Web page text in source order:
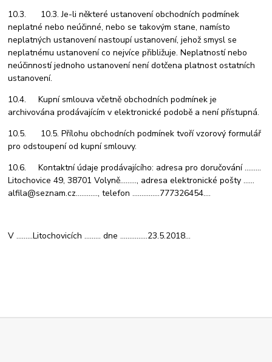
10.3. 10.3. Je-li některé ustanovení obchodních podmínek
neplatné nebo neúčinné, nebo se takovým stane, namísto
neplatných ustanovení nastoupí ustanovení, jehož smysl se
neplatnému ustanovení co nejvíce přibližuje. Neplatností nebo
neúčinností jednoho ustanovení není dotčena platnost ostatních
ustanovení.
10.4. Kupní smlouva včetně obchodních podmínek je
archivována prodávajícím v elektronické podobě a není přístupná.
10.5. 10.5. Přílohu obchodních podmínek tvoří vzorový formulář
pro odstoupení od kupní smlouvy.
10.6. Kontaktní údaje prodávajícího: adresa pro doručování ………
Litochovice 49, 38701 Volyně………, adresa elektronické pošty ……
alfila@seznam.cz…………, telefon ……………777326454….
V ………Litochovicích ……… dne ……………23.5.2018…